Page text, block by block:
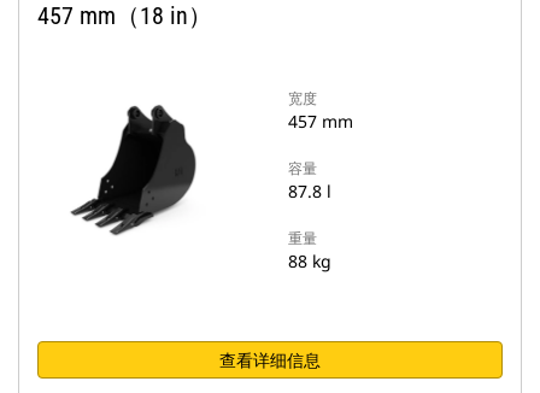
457 mm（18 in）
宽度
457 mm
容量
87.8 l
重量
88 kg
查看详细信息